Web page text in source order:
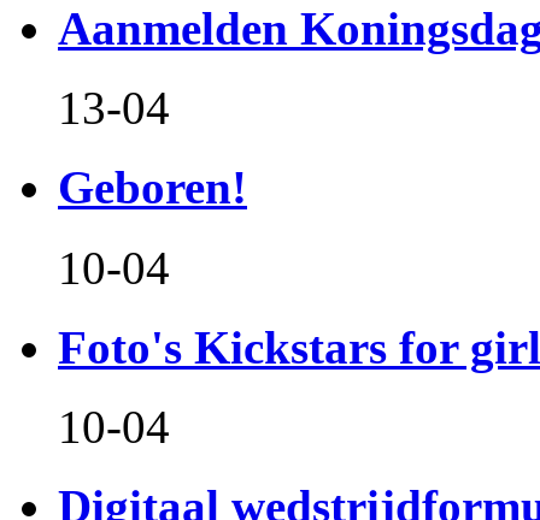
Aanmelden
13-04
Geboren!
10-04
Foto's Kickstars for
10-04
Digitaal